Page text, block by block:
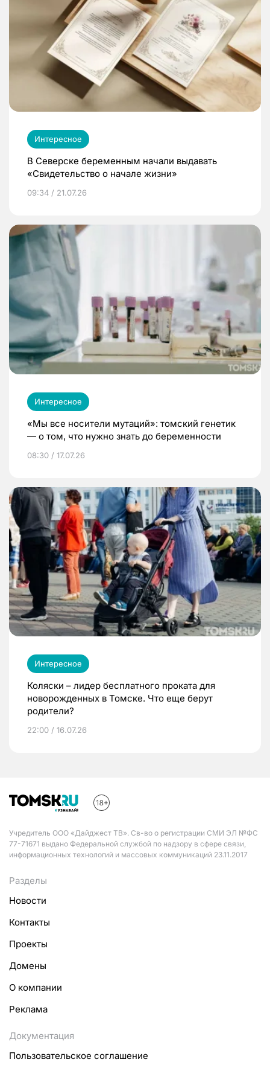
Интересное
В Северске беременным начали выдавать
«Свидетельство о начале жизни»
09:34 / 21.07.26
Интересное
«Мы все носители мутаций»: томский генетик
— о том, что нужно знать до беременности
08:30 / 17.07.26
Интересное
Коляски – лидер бесплатного проката для
новорожденных в Томске. Что еще берут
родители?
22:00 / 16.07.26
Учредитель ООО «Дайджест ТВ». Св-во о регистрации СМИ ЭЛ №ФС
77-71671 выдано Федеральной службой по надзору в сфере связи,
информационных технологий и массовых коммуникаций 23.11.2017
Разделы
Новости
Контакты
Проекты
Домены
О компании
Реклама
Документация
Пользовательское соглашение